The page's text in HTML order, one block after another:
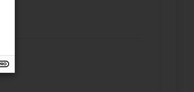
responsive. She takes the time to
responds to emails and is even